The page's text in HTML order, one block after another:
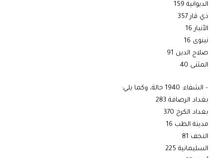
الديوانية 159
ذي قار 357
الأنبار 16
نينوى 16
صلاح الدين 91
المثنى 40
– الشفاء: 1940 حالة، وكما يلي:
بغداد الرصافة 283
بغداد الكرخ 370
مدينة الطب 16
النجف 81
السليمانية 225